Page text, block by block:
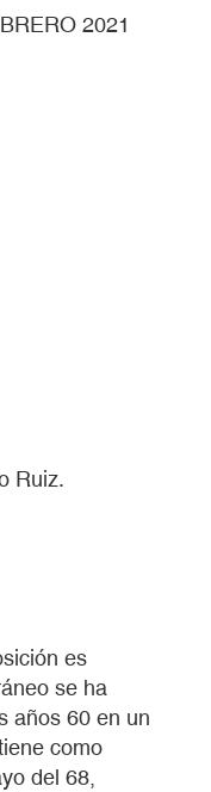
2021
Ruiz.
es
se ha
años 60 en un
como
del 68,